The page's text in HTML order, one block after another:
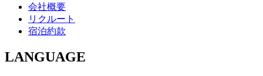
会社概要
リクルート
宿泊約款
LANGUAGE